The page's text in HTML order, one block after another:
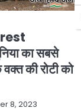
का सबसे
की रोटी को
8, 2023